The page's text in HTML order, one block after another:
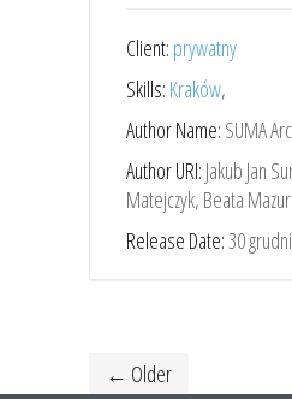
Client: prywatny
Skills: Kraków,
Author Name: SUMA
Author URI: Jakub Jan
Matejczyk, Beata Mazur
Release Date:30
← Older